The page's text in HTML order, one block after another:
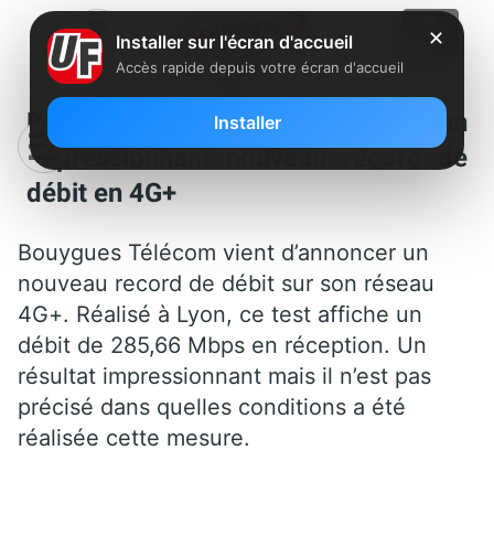
Bouygues Télécom : un
impressionnant nouveau record de
débit en 4G+
Bouygues Télécom vient d’annoncer un
nouveau record de débit sur son réseau
4G+. Réalisé à Lyon, ce test affiche un
débit de 285,66 Mbps en réception. Un
résultat impressionnant mais il n’est pas
précisé dans quelles conditions a été
réalisée cette mesure.
✕
Installer sur l'écran d'accueil
Accès rapide depuis votre écran d'accueil
Installer